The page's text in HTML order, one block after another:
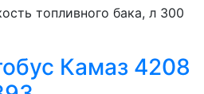
топливного бака, л 300
Камаз 4208